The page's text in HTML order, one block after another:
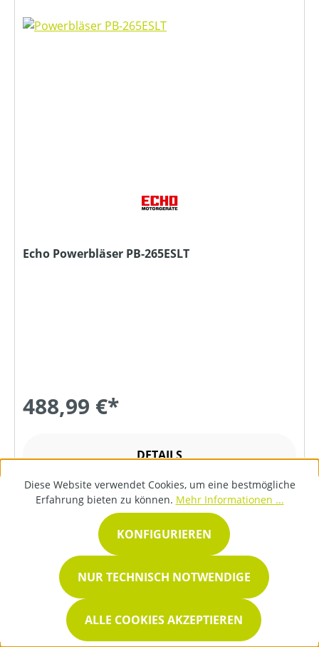
Echo Powerbläser PB-265ESLT
488,99 €*
DETAILS
Diese Website verwendet Cookies, um eine bestmögliche
Erfahrung bieten zu können. Mehr Informationen ...
NUR TECHNISCH NOTWENDIGE
KONFIGURIEREN
ALLE COOKIES AKZEPTIEREN